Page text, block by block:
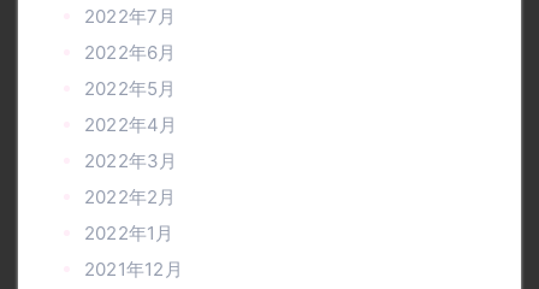
2022年7月
2022年6月
2022年5月
2022年4月
2022年3月
2022年2月
2022年1月
2021年12月